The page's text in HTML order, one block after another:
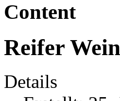
Content
Reifer
Details